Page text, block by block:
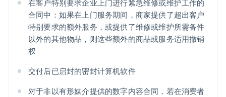
在客户特别要求企业上门进行紧急维修或维护工作的
合同中：如果在上门服务期间，商家提供了超出客户
特别要求的额外服务，或提供了维修或维护所需备件
以外的其他物品，则这些额外的商品或服务适用撤销
权
交付后已启封的密封计算机软件
对于非以有形媒介提供的数字内容合同，若在消费者